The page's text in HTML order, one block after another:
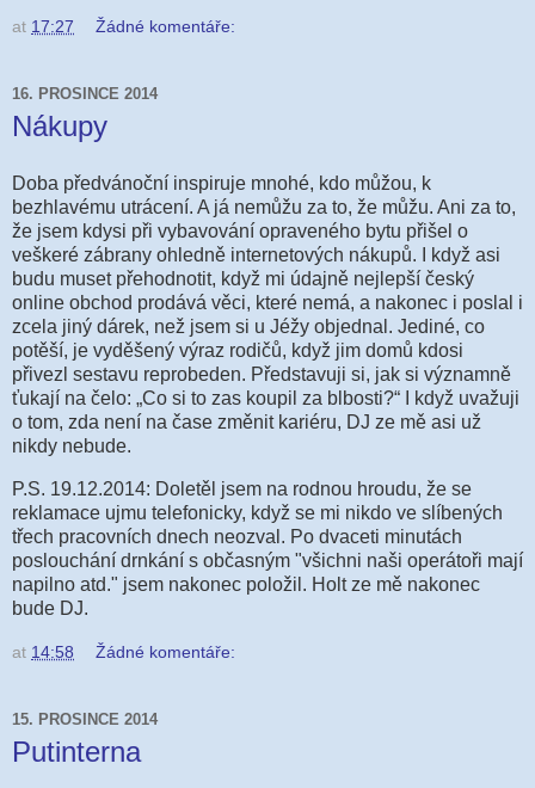
at 17:27 Žádné komentáře:
16. PROSINCE 2014
Nákupy
Doba předvánoční inspiruje mnohé, kdo můžou, k
bezhlavému utrácení. A já nemůžu za to, že můžu. Ani za to,
že jsem kdysi při vybavování opraveného bytu přišel o
veškeré zábrany ohledně internetových nákupů. I když asi
budu muset přehodnotit, když mi údajně nejlepší český
online obchod prodává věci, které nemá, a nakonec i poslal i
zcela jiný dárek, než jsem si u Jéžy objednal. Jediné, co
potěší, je vyděšený výraz rodičů, když jim domů kdosi
přivezl sestavu reprobeden. Představuji si, jak si významně
ťukají na čelo: „Co si to zas koupil za blbosti?“ I když uvažuji
o tom, zda není na čase změnit kariéru, DJ ze mě asi už
nikdy nebude.
P.S. 19.12.2014: Doletěl jsem na rodnou hroudu, že se
reklamace ujmu telefonicky, když se mi nikdo ve slíbených
třech pracovních dnech neozval. Po dvaceti minutách
poslouchání drnkání s občasným "všichni naši operátoři mají
napilno atd." jsem nakonec položil. Holt ze mě nakonec
bude DJ.
at 14:58 Žádné komentáře:
15. PROSINCE 2014
Putinterna